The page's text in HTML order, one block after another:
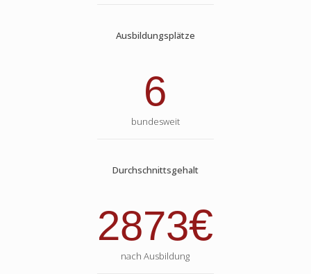
Ausbildungsplätze
6
bundesweit
Durchschnittsgehalt
2873€
nach Ausbildung